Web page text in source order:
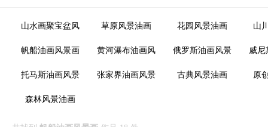
山水画聚宝盆风
草原风景油画 花园风景油画 山
帆船油画风景画
黄河瀑布油画风
俄罗斯油画风景
威
托马斯油画风景
张家界油画风景
古典风景油画 原
森林风景油画